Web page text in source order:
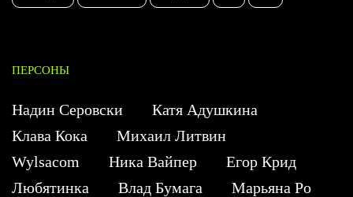
ПЕРСОНЫ
Надин Серовски
Катя Адушкина
Клава Кока
Михаил Литвин
Wylsacom
Ника Вайпер
Егор Крид
Любятинка
Влад Бумага
Марьяна Ро